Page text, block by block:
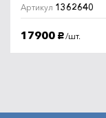
Артикул 1362640
17900 руб. /шт.